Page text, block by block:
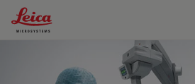
Leica Microsystems Logo